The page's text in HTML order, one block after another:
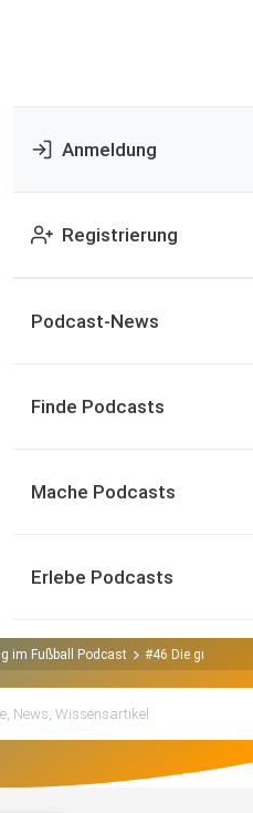
Anmeldung
Registrierung
Podcast-News
Finde Podcasts
Mache Podcasts
Erlebe Podcasts
im Fußball Podcast #46 Die größte